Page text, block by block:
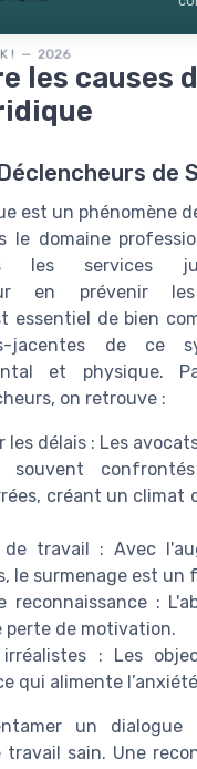
! — 2026
les causes
de
est un phénomène
le domaine
les services
en prévenir
essentiel de bien
jacentes de ce
et physique.
on retrouve :
les délais : Les
souvent
créant un climat
de travail : Avec
le surmenage est
reconnaissance :
perte de motivation.
: Les
qui alimente
un
travail sain. Une